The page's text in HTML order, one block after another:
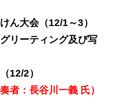
ん大会（12/1～3）
リーティング及び写
12/2）
者：長谷川一義 氏）